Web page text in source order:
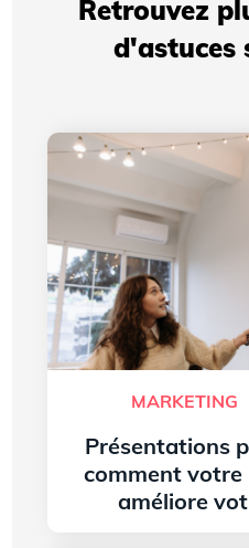
Retrouvez
d'astuces
MARKETING
Présentations
comment
améliore
Présentations
identité visuelle